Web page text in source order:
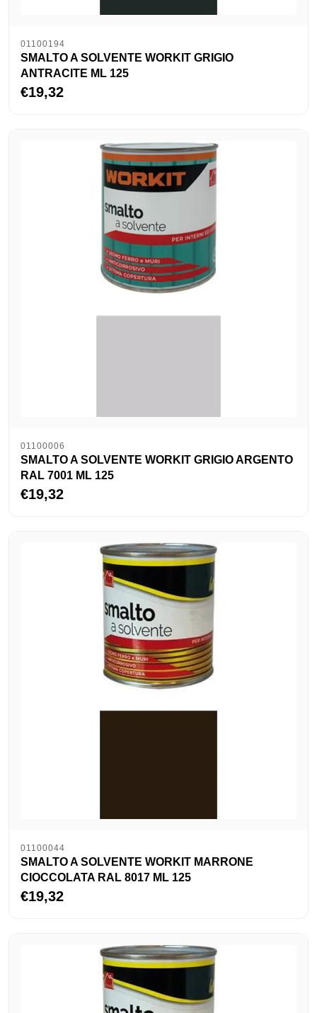
01100194
SMALTO A SOLVENTE WORKIT GRIGIO
ANTRACITE ML 125
€19,32
01100006
SMALTO A SOLVENTE WORKIT GRIGIO ARGENTO
RAL 7001 ML 125
€19,32
01100044
SMALTO A SOLVENTE WORKIT MARRONE
CIOCCOLATA RAL 8017 ML 125
€19,32